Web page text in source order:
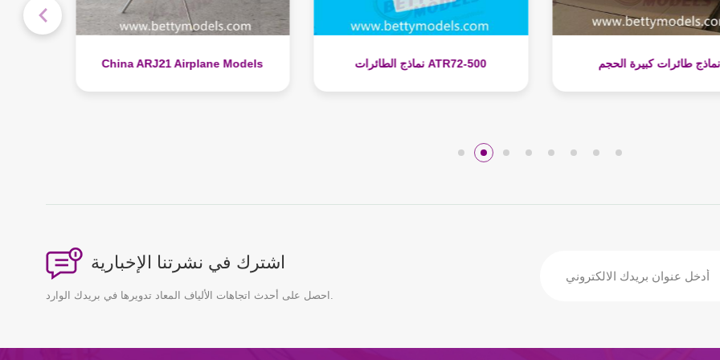
نماذج الطائرات ATR72-500 نماذج طائرات كبيرة الحجم
مصغرة لبناء الشقق في
اشترك في نشرتنا الإخبارية